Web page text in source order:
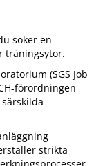
söker en
träningsytor.
(SGS Job
förordningen
strikta